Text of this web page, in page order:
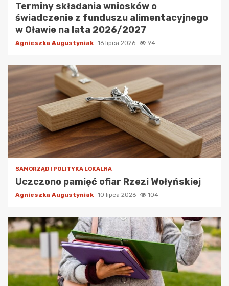
Terminy składania wniosków o
świadczenie z funduszu alimentacyjnego
w Oławie na lata 2026/2027
Agnieszka Augustyniak 16 lipca 2026 94
SAMORZĄD I POLITYKA LOKALNA
Uczczono pamięć ofiar Rzezi Wołyńskiej
Agnieszka Augustyniak 10 lipca 2026 104